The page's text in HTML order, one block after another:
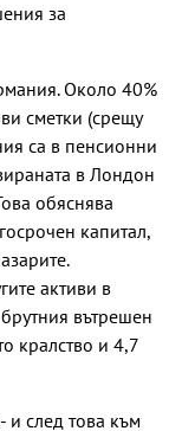
за
Около 40%
сметки (срещу
са в пенсионни
в Лондон
обяснява
капитал,
активи в
вътрешен
кралство и 4,7
и след това към